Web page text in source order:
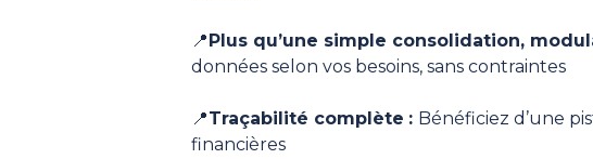
📍Plus qu’une simple consolidation,
données selon vos besoins, sans contraintes
📍Traçabilité complète : Bénéficiez d’une
financières